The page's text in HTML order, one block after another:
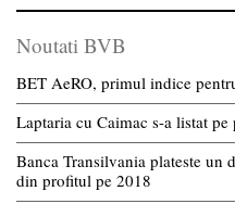
Noutati BVB
BET AeRO, primul indice
Laptaria cu Caimac s-a listat
Banca Transilvania plateste un
din profitul pe 2018